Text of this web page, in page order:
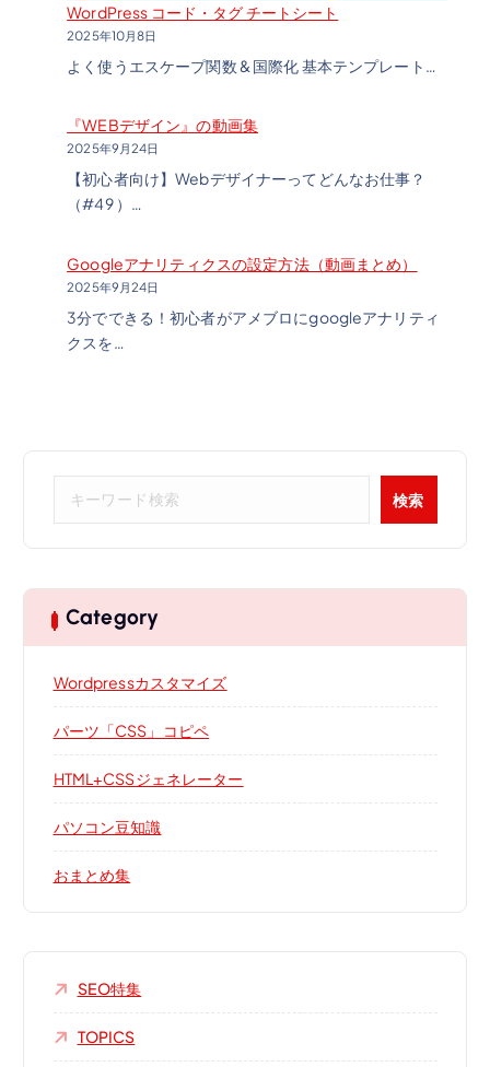
WordPress コード・タグ チートシート
2025年10月8日
よく使うエスケープ関数 & 国際化 基本テンプレート…
『WEBデザイン』の動画集
2025年9月24日
【初心者向け】Webデザイナーってどんなお仕事？
（#49 ）…
Googleアナリティクスの設定方法（動画まとめ）
2025年9月24日
3分でできる！初心者がアメブロにgoogleアナリティ
クスを…
検索
Category
Wordpressカスタマイズ
パーツ「CSS」コピペ
HTML+CSSジェネレーター
パソコン豆知識
おまとめ集
SEO特集
TOPICS